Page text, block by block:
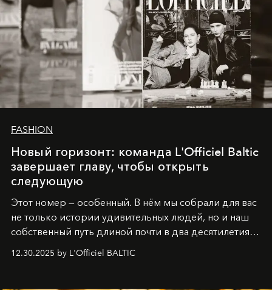
FASHION
Новый горизонт: команда L'Officiel Baltic
завершает главу, чтобы открыть
следующую
Этот номер — особенный. В нём мы собрали для вас
не только истории удивительных людей, но и наш
собственный путь длиной почти в два десятилетия.
Вместо привычного подведения итогов мы от всей
души говорим спасибо каждому, кто был с нами все
12.30.2025 by L'Officiel BALTIC